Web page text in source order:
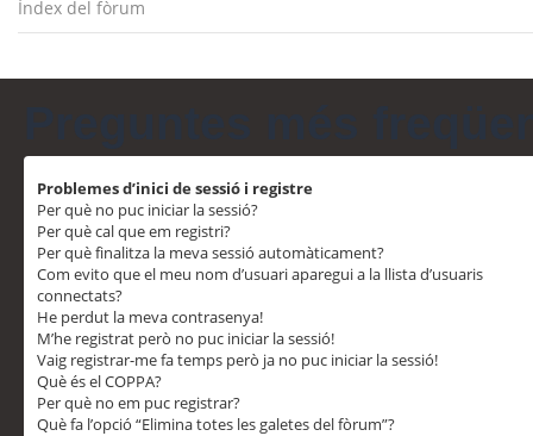
Índex del fòrum
Problemes d’inici de sessió i registre
Per què no puc iniciar la sessió?
Per què cal que em registri?
Per què finalitza la meva sessió automàticament?
Com evito que el meu nom d’usuari aparegui a la llista d’usuaris
connectats?
He perdut la meva contrasenya!
M’he registrat però no puc iniciar la sessió!
Vaig registrar-me fa temps però ja no puc iniciar la sessió!
Què és el COPPA?
Per què no em puc registrar?
Què fa l’opció “Elimina totes les galetes del fòrum”?